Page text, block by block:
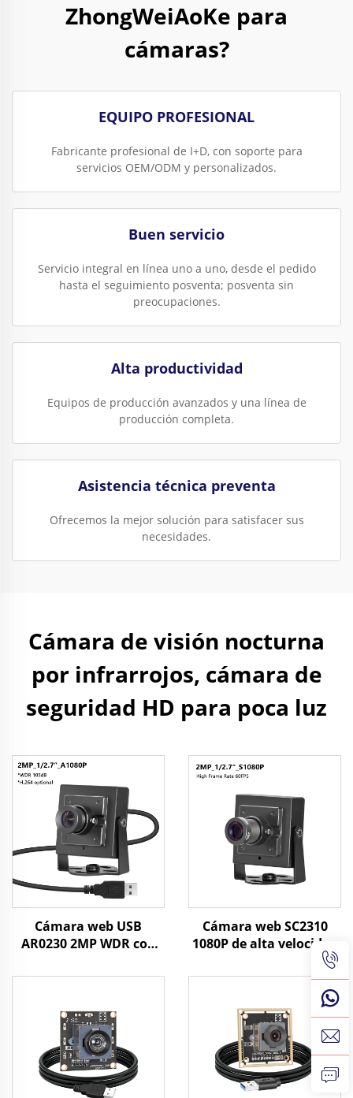
ZhongWeiAoKe para
cámaras?
EQUIPO PROFESIONAL
Fabricante profesional de I+D, con soporte para
servicios OEM/ODM y personalizados.
Buen servicio
Servicio integral en línea uno a uno, desde el pedido
hasta el seguimiento posventa; posventa sin
preocupaciones.
Alta productividad
Equipos de producción avanzados y una línea de
producción completa.
Asistencia técnica preventa
Ofrecemos la mejor solución para satisfacer sus
necesidades.
Cámara de visión nocturna
por infrarrojos, cámara de
seguridad HD para poca luz
Cámara web USB
AR0230 2MP WDR con
MJPG/YUY2/H.264, 30fps
UAVs/vehículos
Cámara web SC2310
1080P de alta velocidad
60fps USB, 2MP, UVC,
OTG, cámara mini HD